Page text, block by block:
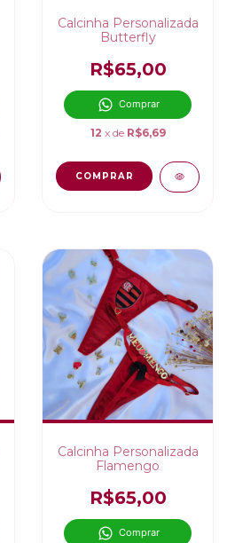
Calcinha Personalizada
Butterfly
R$65,00
Comprar
12 x de R$6,69
COMPRAR
Calcinha Personalizada
Flamengo
R$65,00
Comprar